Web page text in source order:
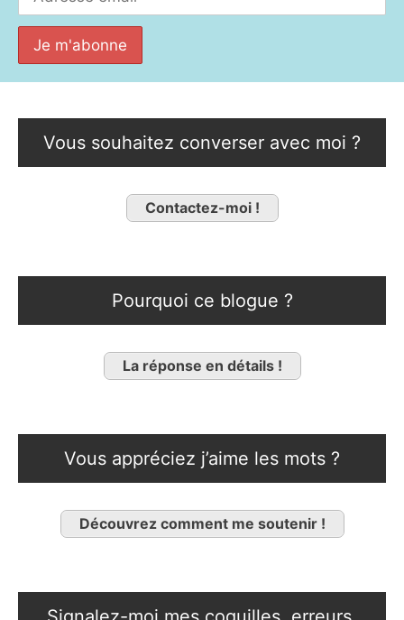
Vous souhaitez converser avec moi ?
Contactez-moi !
Pourquoi ce blogue ?
La réponse en détails !
Vous appréciez j’aime les mots ?
Découvrez comment me soutenir !